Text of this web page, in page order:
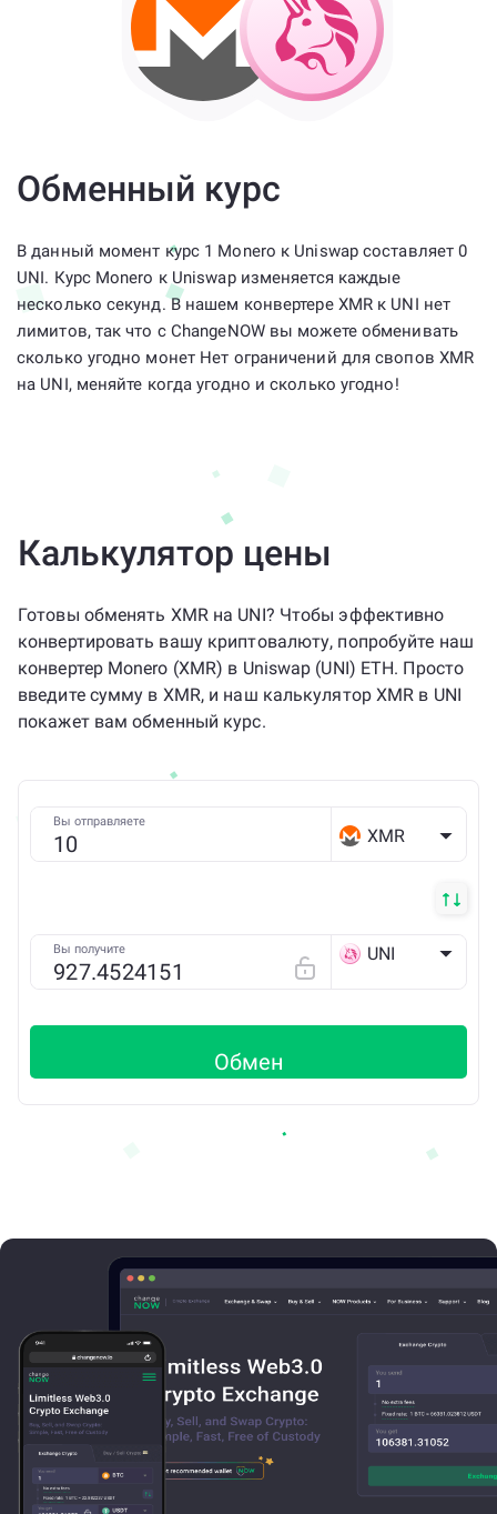
Обменный курс
В данный момент курс 1 Monero к Uniswap составляет 0
UNI. Курс Monero к Uniswap изменяется каждые
несколько секунд. В нашем конвертере XMR к UNI нет
лимитов, так что с ChangeNOW вы можете обменивать
сколько угодно монет Нет ограничений для свопов XMR
на UNI, меняйте когда угодно и сколько угодно!
Калькулятор цены
Готовы обменять XMR на UNI? Чтобы эффективно
конвертировать вашу криптовалюту, попробуйте наш
конвертер Monero (XMR) в Uniswap (UNI) ETH. Просто
введите сумму в XMR, и наш калькулятор XMR в UNI
покажет вам обменный курс.
Вы отправляете
XMR
Вы получите UNI
Обмен